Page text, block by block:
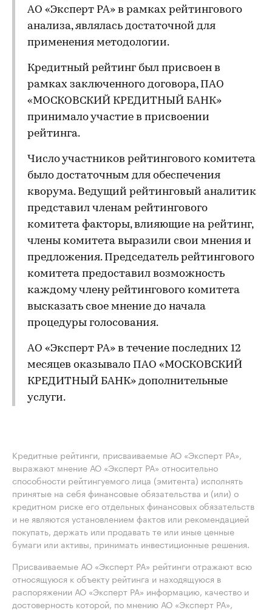
АО «Эксперт РА» в рамках рейтингового
анализа, являлась достаточной для
применения методологии.
Кредитный рейтинг был присвоен в
рамках заключенного договора, ПАО
«МОСКОВСКИЙ КРЕДИТНЫЙ БАНК»
принимало участие в присвоении
рейтинга.
Число участников рейтингового комитета
было достаточным для обеспечения
кворума. Ведущий рейтинговый аналитик
представил членам рейтингового
комитета факторы, влияющие на рейтинг,
члены комитета выразили свои мнения и
предложения. Председатель рейтингового
комитета предоставил возможность
каждому члену рейтингового комитета
высказать свое мнение до начала
процедуры голосования.
АО «Эксперт РА» в течение последних 12
месяцев оказывало ПАО «МОСКОВСКИЙ
КРЕДИТНЫЙ БАНК» дополнительные
услуги.
Кредитные рейтинги, присваиваемые АО «Эксперт РА»,
выражают мнение АО «Эксперт РА» относительно
способности рейтингуемого лица (эмитента) исполнять
принятые на себя финансовые обязательства и (или) о
кредитном риске его отдельных финансовых обязательств
и не являются установлением фактов или рекомендацией
покупать, держать или продавать те или иные ценные
бумаги или активы, принимать инвестиционные решения.
Присваиваемые АО «Эксперт РА» рейтинги отражают всю
относящуюся к объекту рейтинга и находящуюся в
распоряжении АО «Эксперт РА» информацию, качество и
достоверность которой, по мнению АО «Эксперт РА»,